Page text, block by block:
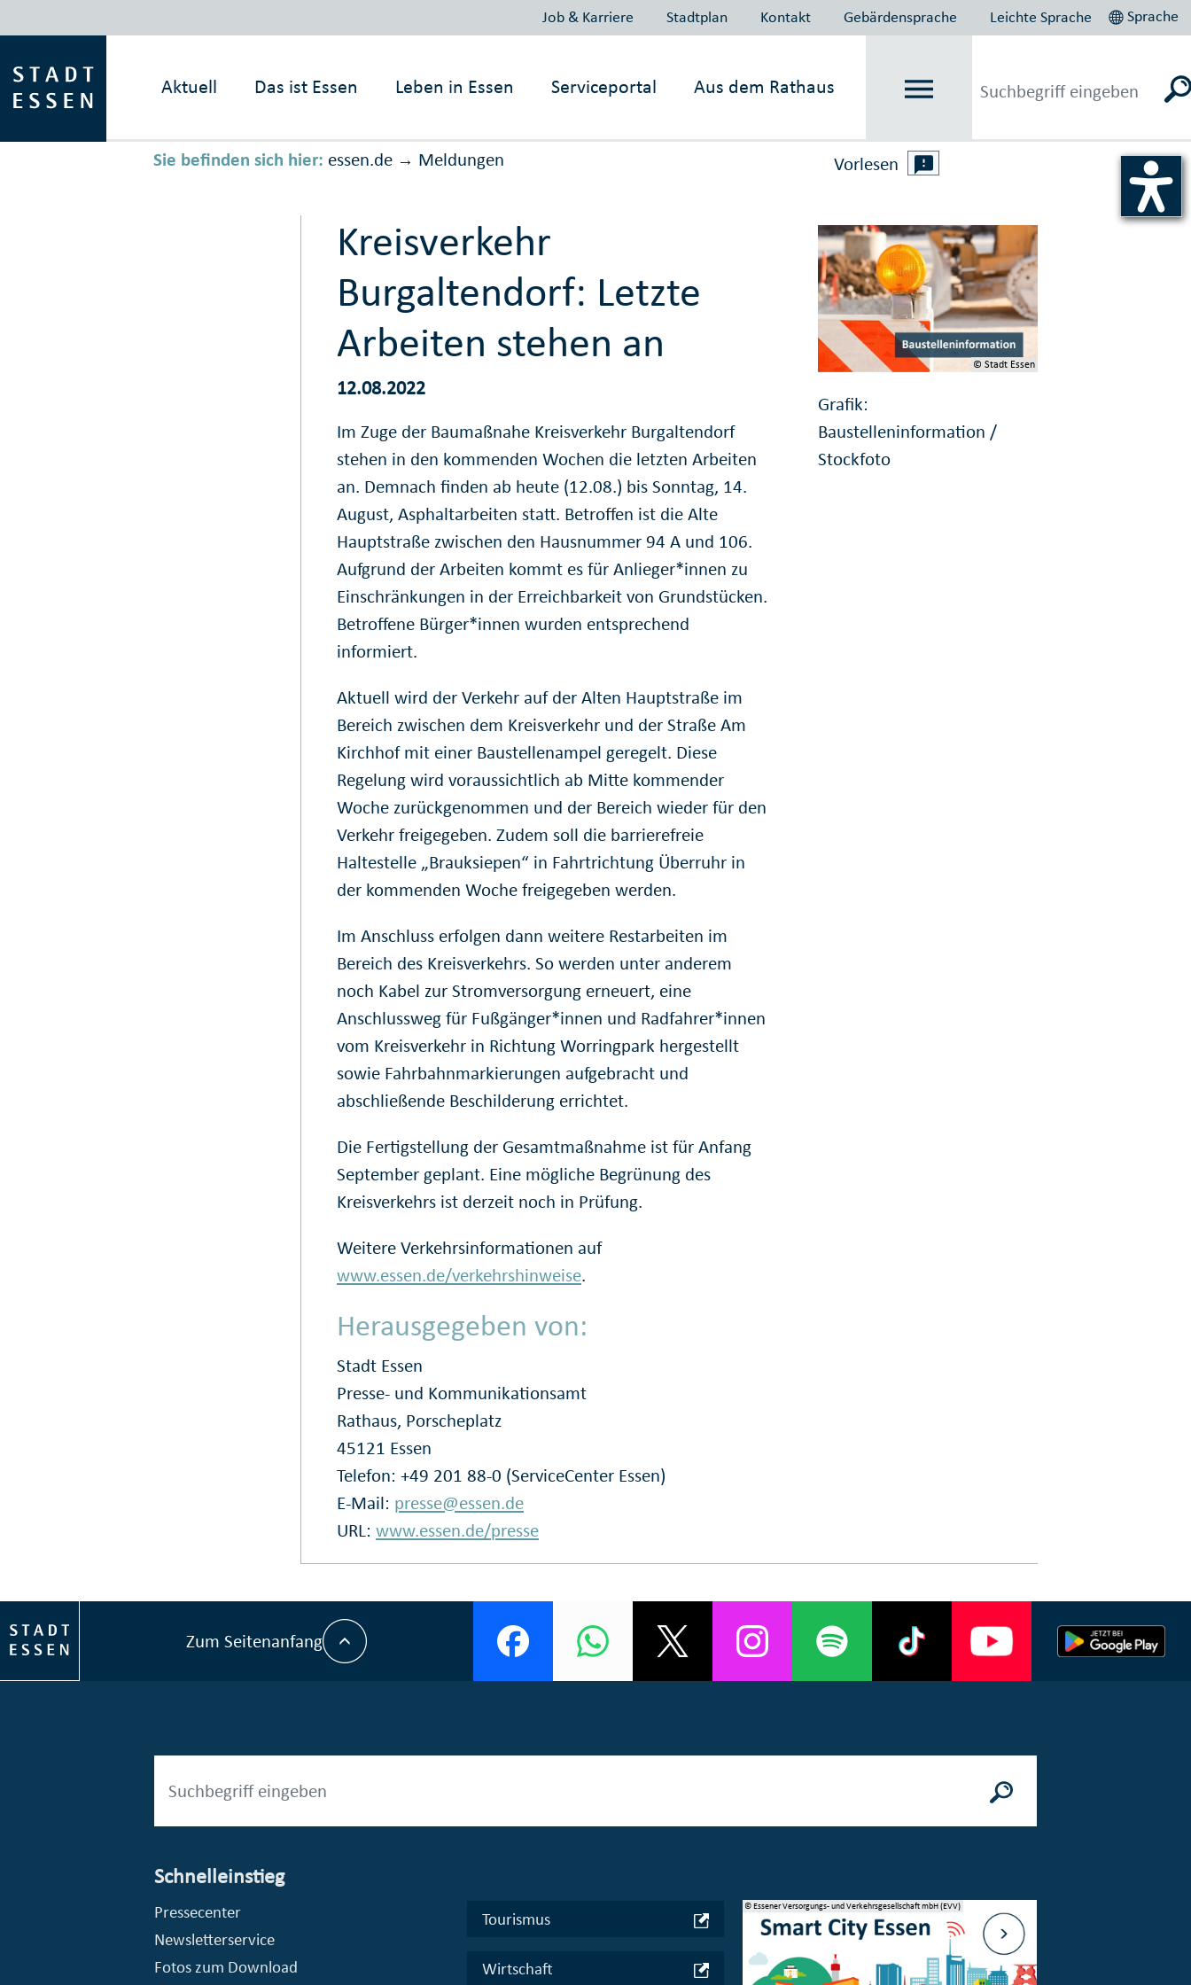
Job & Karriere Stadtplan Kontakt Gebärdensprache Leichte Sprache Sprache
Aktuell Das ist Essen Leben in Essen Serviceportal Aus dem Rathaus
Sie befinden sich hier: essen.de → Meldungen Vorlesen
Kreisverkehr
Burgaltendorf: Letzte
Arbeiten stehen an
12.08.2022
Im Zuge der Baumaßnahe Kreisverkehr Burgaltendorf
stehen in den kommenden Wochen die letzten Arbeiten
an. Demnach finden ab heute (12.08.) bis Sonntag, 14.
August, Asphaltarbeiten statt. Betroffen ist die Alte
Hauptstraße zwischen den Hausnummer 94 A und 106.
Aufgrund der Arbeiten kommt es für Anlieger*innen zu
Einschränkungen in der Erreichbarkeit von Grundstücken.
Betroffene Bürger*innen wurden entsprechend
informiert.
Aktuell wird der Verkehr auf der Alten Hauptstraße im
Bereich zwischen dem Kreisverkehr und der Straße Am
Kirchhof mit einer Baustellenampel geregelt. Diese
Regelung wird voraussichtlich ab Mitte kommender
Woche zurückgenommen und der Bereich wieder für den
Verkehr freigegeben. Zudem soll die barrierefreie
Haltestelle „Brauksiepen“ in Fahrtrichtung Überruhr in
der kommenden Woche freigegeben werden.
Im Anschluss erfolgen dann weitere Restarbeiten im
Bereich des Kreisverkehrs. So werden unter anderem
noch Kabel zur Stromversorgung erneuert, eine
Anschlussweg für Fußgänger*innen und Radfahrer*innen
vom Kreisverkehr in Richtung Worringpark hergestellt
sowie Fahrbahnmarkierungen aufgebracht und
abschließende Beschilderung errichtet.
Die Fertigstellung der Gesamtmaßnahme ist für Anfang
September geplant. Eine mögliche Begrünung des
Kreisverkehrs ist derzeit noch in Prüfung.
Weitere Verkehrsinformationen auf
www.essen.de/verkehrshinweise.
Herausgegeben von:
Stadt Essen
Presse- und Kommunikationsamt
Rathaus, Porscheplatz
45121 Essen
Telefon: +49 201 88-0 (ServiceCenter Essen)
E-Mail: presse@essen.de
URL:www.essen.de/presse
© Stadt Essen
Grafik:
Baustelleninformation /
Stockfoto
Zum Seitenanfang
Schnelleinstieg
Pressecenter
Newsletterservice
Fotos zum Download
Tourismus
Wirtschaft
© Stadt Essen © Essener Versorgungs- und Verkehrsgesellschaft mbH (EVV)